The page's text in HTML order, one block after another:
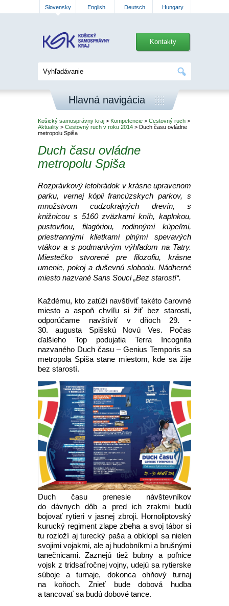
Slovensky English Deutsch Hungary
Kontakty
Hlavná navigácia
Košický samosprávny kraj > Kompetencie > Cestovný ruch >
Aktuality > Cestovný ruch v roku 2014 > Duch času ovládne
metropolu Spiša
Duch času ovládne
metropolu Spiša
Rozprávkový letohrádok v krásne upravenom
parku, vernej kópii francúzskych parkov, s
množstvom cudzokrajných drevín, s
knižnicou s 5160 zväzkami kníh, kaplnkou,
pustovňou, filagóriou, rodinnými kúpeľmi,
priestrannými klietkami plnými spevavých
vtákov a s podmanivým výhľadom na Tatry.
Miestečko stvorené pre filozofiu, krásne
umenie, pokoj a duševnú slobodu. Nádherné
miesto nazvané Sans Souci „Bez starostí“.
Každému, kto zatúži navštíviť takéto čarovné
miesto a aspoň chvíľu si žiť bez starostí,
odporúčame navštíviť v dňoch 29. -
30. augusta Spišskú Novú Ves. Počas
ďalšieho Top podujatia Terra Incognita
nazvaného Duch času – Genius Temporis sa
metropola Spiša stane miestom, kde sa žije
bez starostí.
Duch času prenesie návštevníkov
do dávnych dôb a pred ich zrakmi budú
bojovať rytieri v jasnej zbroji. Hornoliptovský
kurucký regiment zlape zbeha a svoj tábor si
tu rozloží aj turecký paša a obklopí sa nielen
svojimi vojakmi, ale aj hudobníkmi a brušnými
tanečnicami. Zaznejú tiež bubny a poľnice
vojsk z tridsaťročnej vojny, udejú sa rytierske
súboje a turnaje, dokonca ohňový turnaj
na koňoch. Znieť bude dobová hudba
a tancovať sa budú dobové tance.